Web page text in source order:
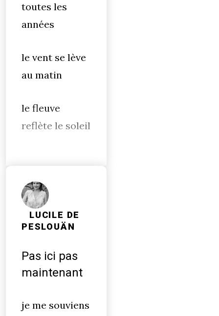
toutes les
années
le vent se lève
au matin
le fleuve
reflète le soleil
LUCILE DE
PESLOUÄN
Pas ici pas
maintenant
je me souviens